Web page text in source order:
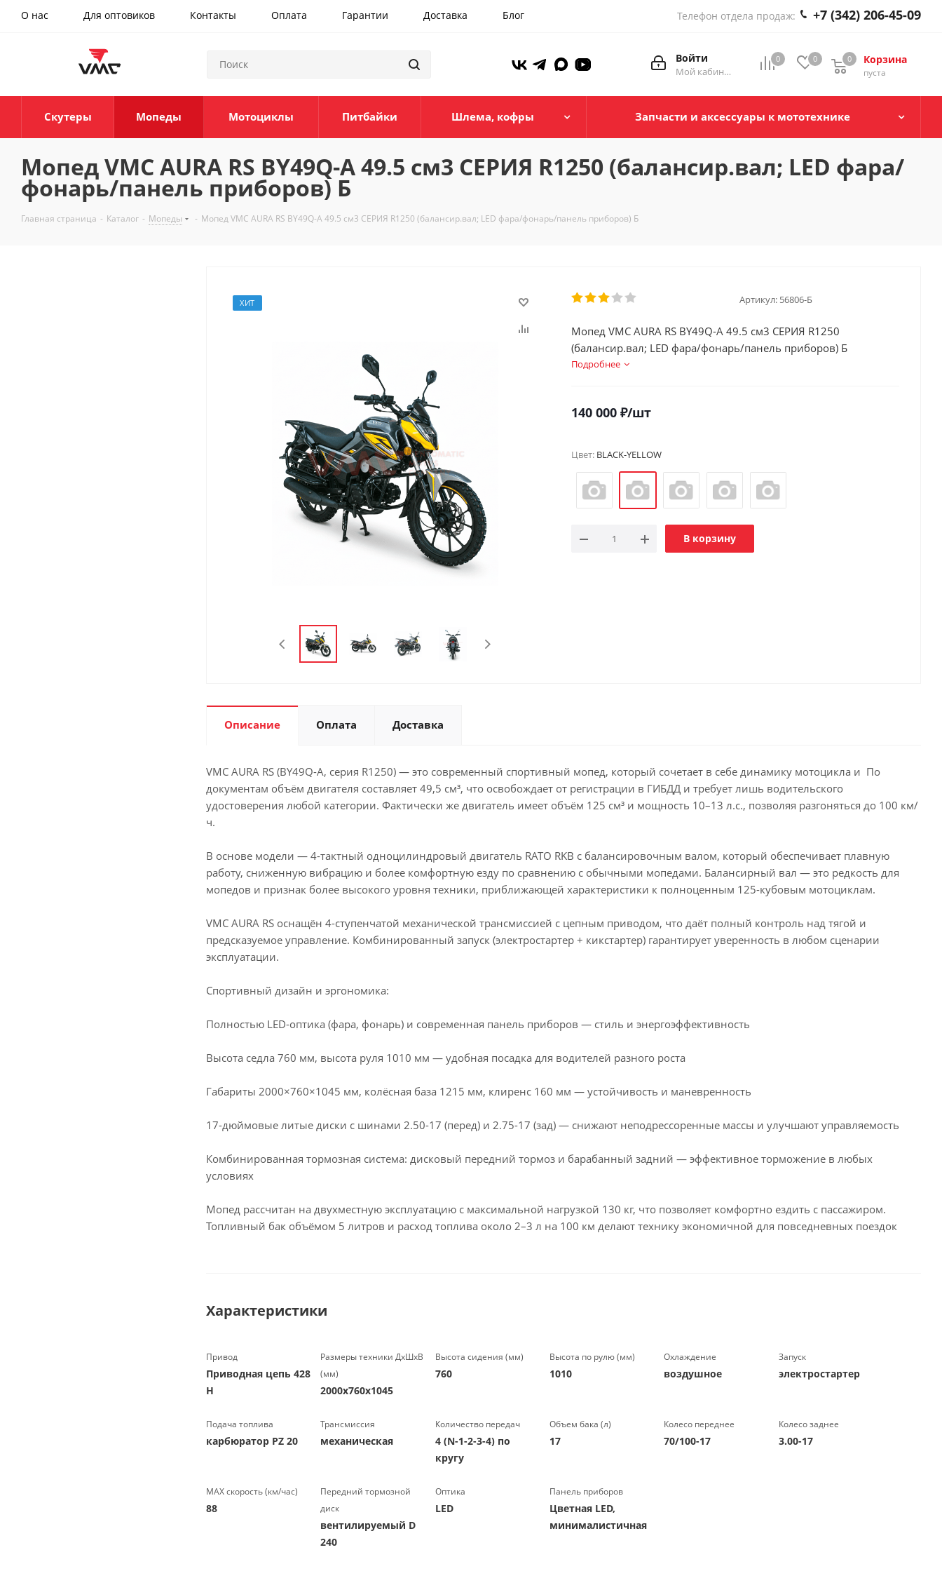
О нас Для оптовиков Контакты Оплата Гарантии Доставка Блог Телефон отдела продаж: +7 (342) 206-45-09
0 0 Корзина
0
пуста
0
Войти
Мой кабинет
Скутеры Мопеды Мотоциклы Питбайки Шлема, кофры Запчасти и аксессуары к мототехнике
Мопед VMC AURA RS BY49Q-A 49.5 см3 СЕРИЯ R1250 (балансир.вал; LED фара/
фонарь/панель приборов) Б
Главная страница - Каталог - Мопеды - Мопед VMC AURA RS BY49Q-A 49.5 см3 СЕРИЯ R1250 (балансир.вал; LED фара/фонарь/панель приборов) Б
ХИТ Артикул: 56806-Б
Мопед VMC AURA RS BY49Q-A 49.5 см3 СЕРИЯ R1250
(балансир.вал; LED фара/фонарь/панель приборов) Б
Подробнее
140 000 ₽/шт
Цвет: BLACK-YELLOW
В корзину
Описание Оплата Доставка
VMC AURA RS (BY49Q-A, серия R1250) — это современный спортивный мопед, который сочетает в себе динамику мотоцикла и По
документам объём двигателя составляет 49,5 см³, что освобождает от регистрации в ГИБДД и требует лишь водительского
удостоверения любой категории. Фактически же двигатель имеет объём 125 см³ и мощность 10–13 л.с., позволяя разгоняться до 100 км/
ч.
В основе модели — 4-тактный одноцилиндровый двигатель RATO RKB с балансировочным валом, который обеспечивает плавную
работу, сниженную вибрацию и более комфортную езду по сравнению с обычными мопедами. Балансирный вал — это редкость для
мопедов и признак более высокого уровня техники, приближающей характеристики к полноценным 125-кубовым мотоциклам.
VMC AURA RS оснащён 4-ступенчатой механической трансмиссией с цепным приводом, что даёт полный контроль над тягой и
предсказуемое управление. Комбинированный запуск (электростартер + кикстартер) гарантирует уверенность в любом сценарии
эксплуатации.
Спортивный дизайн и эргономика:
Полностью LED-оптика (фара, фонарь) и современная панель приборов — стиль и энергоэффективность
Высота седла 760 мм, высота руля 1010 мм — удобная посадка для водителей разного роста
Габариты 2000×760×1045 мм, колёсная база 1215 мм, клиренс 160 мм — устойчивость и маневренность
17-дюймовые литые диски с шинами 2.50-17 (перед) и 2.75-17 (зад) — снижают неподрессоренные массы и улучшают управляемость
Комбинированная тормозная система: дисковый передний тормоз и барабанный задний — эффективное торможение в любых
условиях
Мопед рассчитан на двухместную эксплуатацию с максимальной нагрузкой 130 кг, что позволяет комфортно ездить с пассажиром.
Топливный бак объёмом 5 литров и расход топлива около 2–3 л на 100 км делают технику экономичной для повседневных поездок
Характеристики
Привод
Приводная цепь 428
Н
Размеры техники ДхШхВ
(мм)
2000х760х1045
Высота сидения (мм)
760
Высота по рулю (мм)
1010
Охлаждение
воздушное
Запуск
электростартер
Подача топлива
карбюратор PZ 20
Трансмиссия
механическая
Количество передач
4 (N-1-2-3-4) по
кругу
Объем бака (л)
17
Колесо переднее
70/100-17
Колесо заднее
3.00-17
МАХ скорость (км/час)
88
Передний тормозной
диск
вентилируемый D
240
Оптика
LED
Панель приборов
Цветная LED,
минималистичная